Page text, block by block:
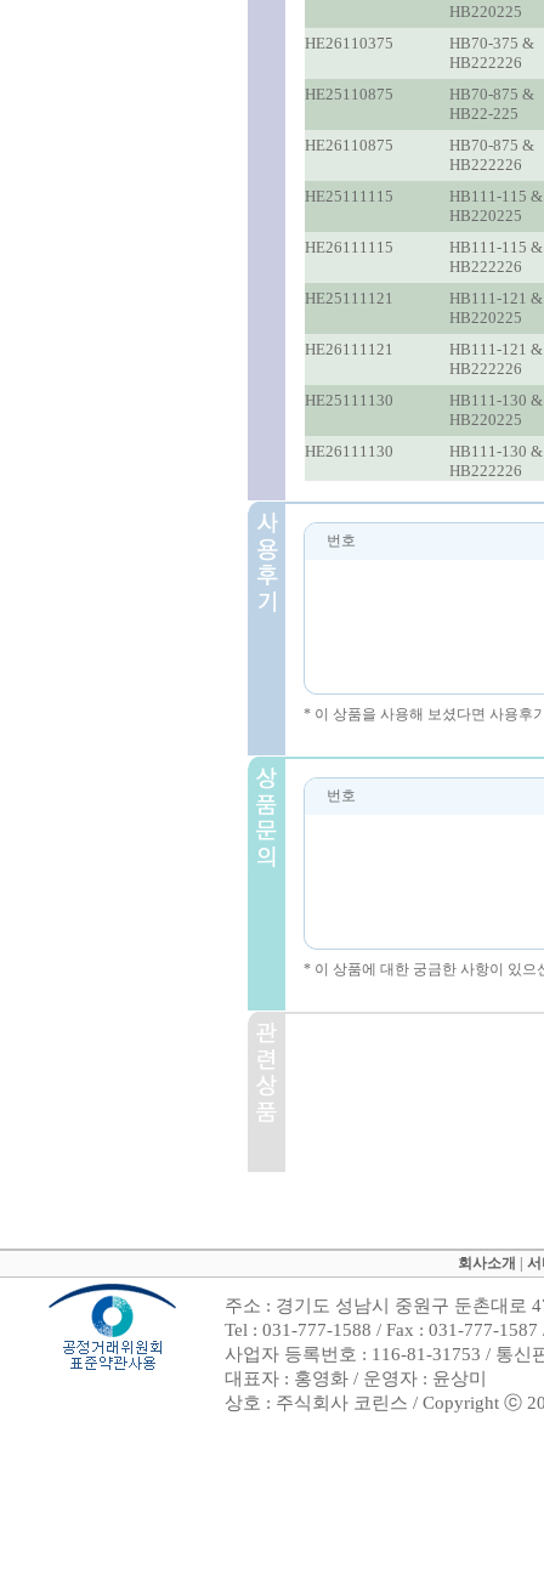
HB220225
HE26110375
HB70-375 &
HB222226
HE25110875
HB70-875 &
HB22-225
HE26110875
HB70-875 &
HB222226
HE25111115
HB111-115 &
HB220225
HE26111115
HB111-115 &
HB222226
HE25111121
HB111-121 &
HB220225
HE26111121
HB111-121 &
HB222226
HE25111130
HB111-130 &
HB220225
HE26111130
HB111-130 &
HB222226
번호
* 이 상품을 사용해 보셨다면 사용후
번호
* 이 상품에 대한 궁금한 사항이 있
회사소개
주소 : 경기도 성남시 중원구 둔촌대로
Tel : 031-777-1588 / Fax : 031-777-
사업자 등록번호 : 116-81-31753 / 통신
대표자 : 홍영화 / 운영자 : 윤상미
상호 : 주식회사 코린스 / Copyright ⓒ